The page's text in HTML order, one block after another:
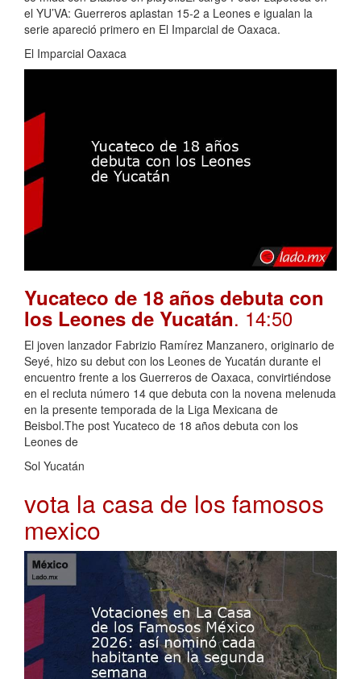
el YU’VA: Guerreros aplastan 15-2 a Leones e igualan la
serie apareció primero en El Imparcial de Oaxaca.
El Imparcial Oaxaca
Yucateco de 18 años debuta con
los Leones de Yucatán. 14:50
El joven lanzador Fabrizio Ramírez Manzanero, originario de
Seyé, hizo su debut con los Leones de Yucatán durante el
encuentro frente a los Guerreros de Oaxaca, convirtiéndose
en el recluta número 14 que debuta con la novena melenuda
en la presente temporada de la Liga Mexicana de
Beisbol.The post Yucateco de 18 años debuta con los
Leones de
Sol Yucatán
vota la casa de los famosos
mexico